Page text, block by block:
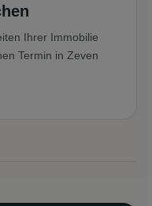
Ihrer Immobilie
Termin in Zeven